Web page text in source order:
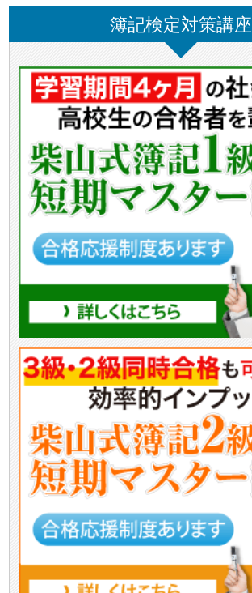
簿記検定対策講座